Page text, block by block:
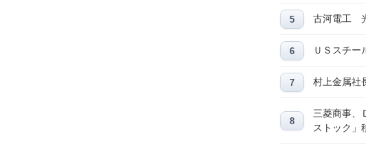
古河電工
ＵＳスチ
村上金属社
三菱商事、
ストック」